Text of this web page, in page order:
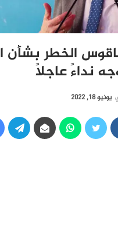
الخطر بشأن
نداءً عاجلاً
يونيو 18, 2022